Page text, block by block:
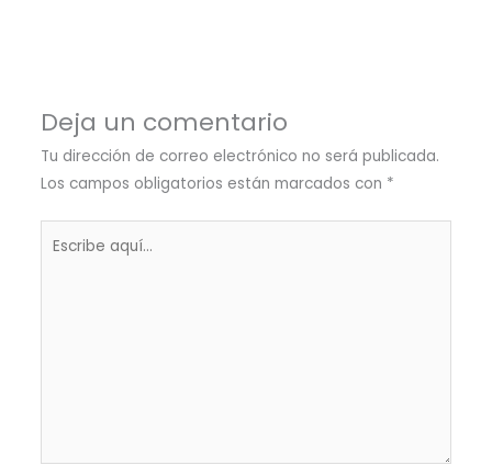
Deja un comentario
Tu dirección de correo electrónico no será publicada.
Los campos obligatorios están marcados con *